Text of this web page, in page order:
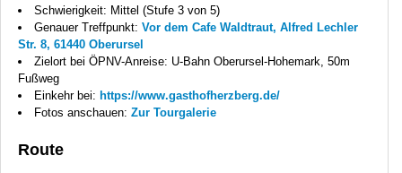
Schwierigkeit: Mittel (Stufe 3 von 5)
Genauer Treffpunkt: Vor dem Cafe Waldtraut, Alfred Lechler
Str. 8, 61440 Oberursel
Zielort bei ÖPNV-Anreise: U-Bahn Oberursel-Hohemark, 50m
Fußweg
Einkehr bei: https://www.gasthofherzberg.de/
Fotos anschauen: Zur Tourgalerie
Route